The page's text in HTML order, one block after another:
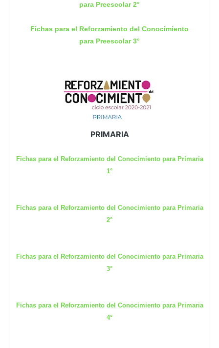
para Preescolar 2°
Fichas para el Reforzamiento del Conocimiento
para Preescolar 3°
PRIMARIA
Fichas para el Reforzamiento del Conocimiento para Primaria
1°
Fichas para el Reforzamiento del Conocimiento para Primaria
2°
Fichas para el Reforzamiento del Conocimiento para Primaria
3°
Fichas para el Reforzamiento del Conocimiento para Primaria
4°